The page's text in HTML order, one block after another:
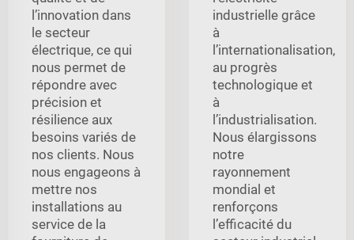
l’innovation dans
le secteur
électrique, ce qui
nous permet de
répondre avec
précision et
résilience aux
besoins variés de
nos clients. Nous
nous engageons à
mettre nos
installations au
service de la
industrielle grâce
à
l’internationalisation,
au progrès
technologique et
à
l’industrialisation.
Nous élargissons
notre
rayonnement
mondial et
renforçons
l’efficacité du